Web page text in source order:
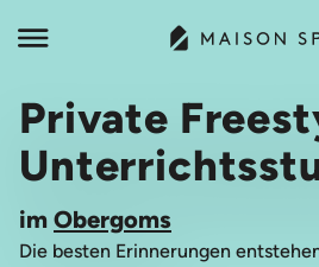
Private
im Obergoms
Die besten Erinnerungen